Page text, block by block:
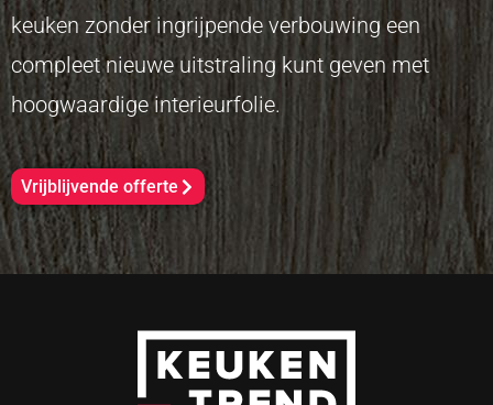
keuken zonder ingrijpende verbouwing een
compleet nieuwe uitstraling kunt geven met
hoogwaardige interieurfolie.
Vrijblijvende offerte